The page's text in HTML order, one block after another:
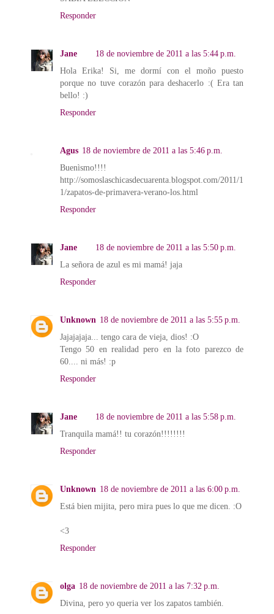
Responder
Jane
18 de noviembre de 2011 a las 5:44 p.m.
Hola Erika! Si, me dormí con el moño puesto
porque no tuve corazón para deshacerlo :( Era tan
bello! :)
Responder
Agus 18 de noviembre de 2011 a las 5:46 p.m.
Buenìsmo!!!!
http://somoslaschicasdecuarenta.blogspot.com/2011/1
1/zapatos-de-primavera-verano-los.html
Responder
Jane
18 de noviembre de 2011 a las 5:50 p.m.
La señora de azul es mi mamá! jaja
Responder
Unknown 18 de noviembre de 2011 a las 5:55 p.m.
Jajajajaja... tengo cara de vieja, dios! :O
Tengo 50 en realidad pero en la foto parezco de
60.... ni más! :p
Responder
Jane
18 de noviembre de 2011 a las 5:58 p.m.
Tranquila mamá!! tu corazón!!!!!!!!
Responder
Unknown 18 de noviembre de 2011 a las 6:00 p.m.
Está bien mijita, pero mira pues lo que me dicen. :O
<3
Responder
olga 18 de noviembre de 2011 a las 7:32 p.m.
Divina, pero yo queria ver los zapatos también.